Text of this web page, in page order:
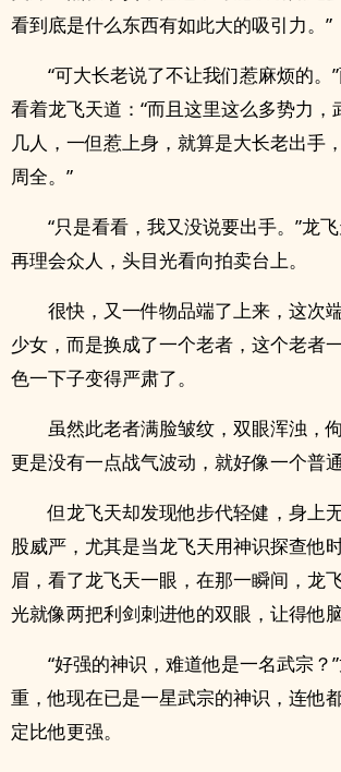
看到底是什么东西有如此大的吸引力。”
“可大长老说了不让我们惹麻烦的。
看着龙飞天道：“而且这里这么多势力，
几人，一但惹上身，就算是大长老出手
周全。”
“只是看看，我又没说要出手。”龙
再理会众人，头目光看向拍卖台上。
很快，又一件物品端了上来，这次
少女，而是换成了一个老者，这个老者
色一下子变得严肃了。
虽然此老者满脸皱纹，双眼浑浊，
更是没有一点战气波动，就好像一个普
但龙飞天却发现他步代轻健，身上
股威严，尤其是当龙飞天用神识探查他
眉，看了龙飞天一眼，在那一瞬间，龙
光就像两把利剑刺进他的双眼，让得他脑
“好强的神识，难道他是一名武宗？
重，他现在已是一星武宗的神识，连他
定比他更强。